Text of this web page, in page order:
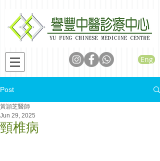
Eng
Post
頸椎病
黃頴芝醫師
Jun 29, 2025